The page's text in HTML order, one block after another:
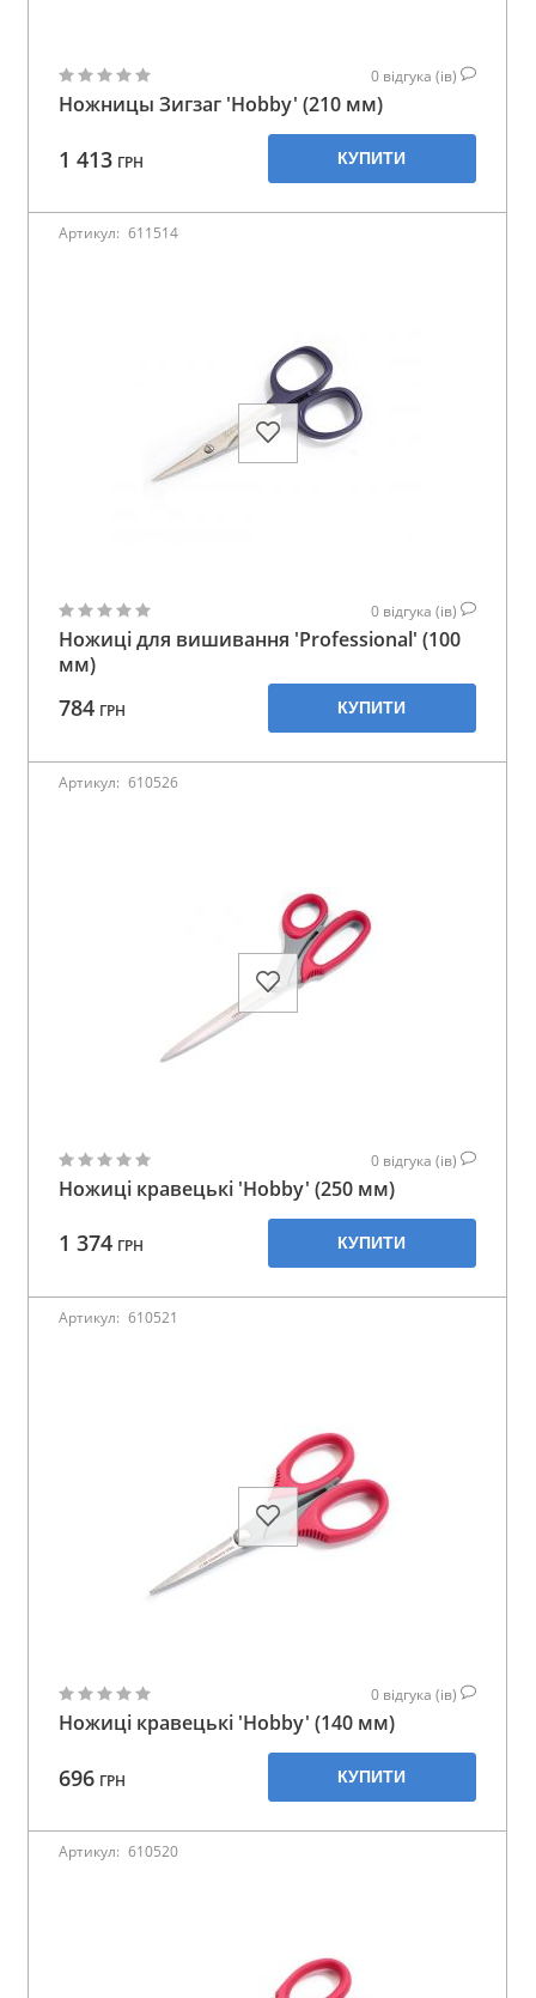
0 відгука (ів)
Ножницы Зигзаг 'Hobby' (210 мм)
1 413 ГРН КУПИТИ
Артикул: 611514
0 відгука (ів)
Ножиці для вишивання 'Professional' (100
мм)
784 ГРН КУПИТИ
Артикул: 610526
0 відгука (ів)
Ножиці кравецькі 'Hobby' (250 мм)
1 374 ГРН КУПИТИ
Артикул: 610521
0 відгука (ів)
Ножиці кравецькі 'Hobby' (140 мм)
696 ГРН КУПИТИ
Артикул: 610520